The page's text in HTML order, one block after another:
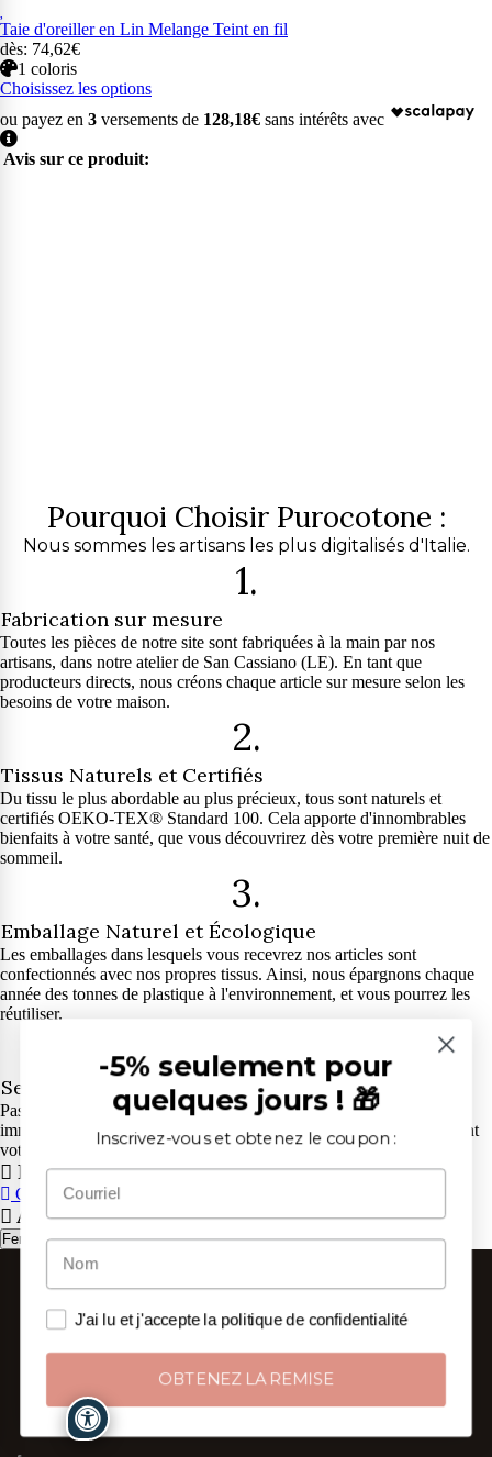
Taie d'oreiller en Lin Melange Teint en fil
dès: 74,62€
1 coloris
Choisissez les options
ou payez en 3 versements de 128,18€ sans intérêts avec
Avis sur ce produit:
Pourquoi Choisir Purocotone :
Nous sommes les artisans les plus digitalisés d'Italie.
1.
Fabrication sur mesure
Toutes les pièces de notre site sont fabriquées à la main par nos
artisans, dans notre atelier de San Cassiano (LE). En tant que
producteurs directs, nous créons chaque article sur mesure selon les
besoins de votre maison.
2.
Tissus Naturels et Certifiés
Du tissu le plus abordable au plus précieux, tous sont naturels et
certifiés OEKO-TEX® Standard 100. Cela apporte d'innombrables
bienfaits à votre santé, que vous découvrirez dès votre première nuit de
sommeil.
3.
Emballage Naturel et Écologique
Les emballages dans lesquels vous recevrez nos articles sont
confectionnés avec nos propres tissus. Ainsi, nous épargnons chaque
année des tonnes de plastique à l'environnement, et vous pourrez les
réutiliser.
4.
Service Client Exceptionnel
Pas de chatbot, mais de vraies personnes qui vous répondent
immédiatement. Contactez nos conseillers pour tout doute concernant
votre commande, du lundi au vendredi de 9h à 13h et de 14h à 18h.
Panier
CONTINUER
Attention
Fermer
-5% seulement pour
quelques jours ! 🎁
Inscrivez-vous et obtenez le coupon :
J'ai lu et j'accepte la politique de confidentialité
OBTENEZ LA REMISE